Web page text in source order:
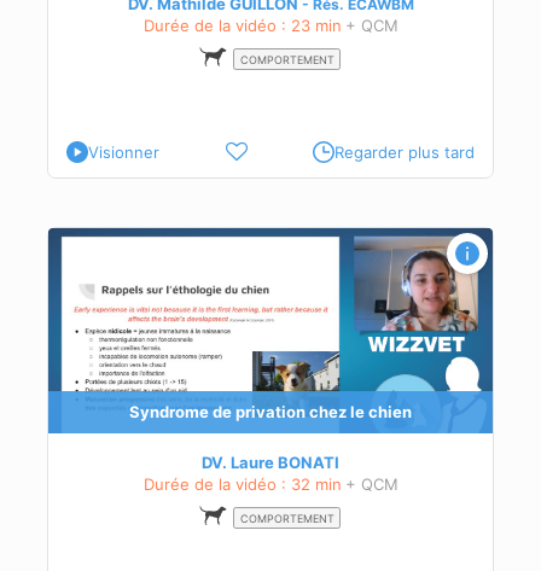
Rés. ECAWBM
Durée de la vidéo : 23 min + QCM
COMPORTEMENT
Visionner Regarder plus tard
Syndrome de privation chez le chien
DV. Laure BONATI
Durée de la vidéo : 32 min + QCM
COMPORTEMENT